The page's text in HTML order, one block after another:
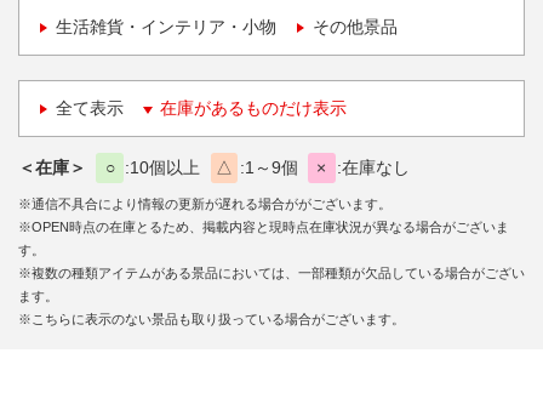
生活雑貨・インテリア・小物 その他景品
全て表示 在庫があるものだけ表示
＜在庫＞ ○ 10個以上 △ 1～9個 × 在庫なし
※通信不具合により情報の更新が遅れる場合ががございます。
※OPEN時点の在庫とるため、掲載内容と現時点在庫状況が異なる場合がございま
す。
※複数の種類アイテムがある景品においては、一部種類が欠品している場合がござい
ます。
※こちらに表示のない景品も取り扱っている場合がございます。